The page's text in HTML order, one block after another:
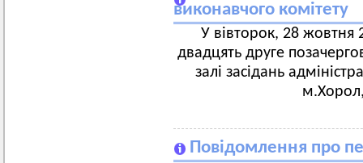
виконавчого комітету
У вівторок, 28 жовтня
двадцять друге
залі засідань
Повідомлення про